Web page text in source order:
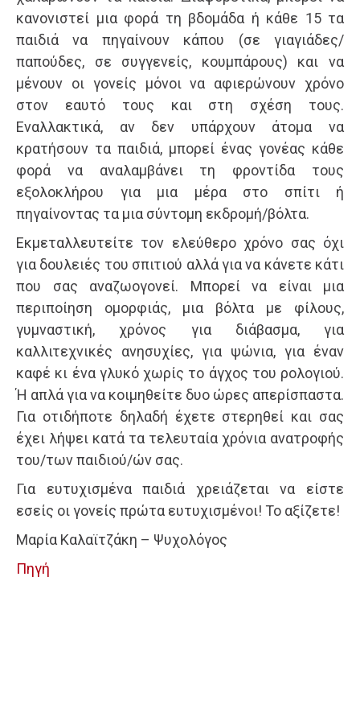
κανονιστεί μια φορά τη βδομάδα ή κάθε 15 τα
παιδιά να πηγαίνουν κάπου (σε γιαγιάδες/
παπούδες, σε συγγενείς, κουμπάρους) και να
μένουν οι γονείς μόνοι να αφιερώνουν χρόνο
στον εαυτό τους και στη σχέση τους.
Εναλλακτικά, αν δεν υπάρχουν άτομα να
κρατήσουν τα παιδιά, μπορεί ένας γονέας κάθε
φορά να αναλαμβάνει τη φροντίδα τους
εξολοκλήρου για μια μέρα στο σπίτι ή
πηγαίνοντας τα μια σύντομη εκδρομή/βόλτα.
Εκμεταλλευτείτε τον ελεύθερο χρόνο σας όχι
για δουλειές του σπιτιού αλλά για να κάνετε κάτι
που σας αναζωογονεί. Μπορεί να είναι μια
περιποίηση ομορφιάς, μια βόλτα με φίλους,
γυμναστική, χρόνος για διάβασμα, για
καλλιτεχνικές ανησυχίες, για ψώνια, για έναν
καφέ κι ένα γλυκό χωρίς το άγχος του ρολογιού.
Ή απλά για να κοιμηθείτε δυο ώρες απερίσπαστα.
Για οτιδήποτε δηλαδή έχετε στερηθεί και σας
έχει λήψει κατά τα τελευταία χρόνια ανατροφής
του/των παιδιού/ών σας.
Για ευτυχισμένα παιδιά χρειάζεται να είστε
εσείς οι γονείς πρώτα ευτυχισμένοι! Το αξίζετε!
Μαρία Καλαϊτζάκη – Ψυχολόγος
Πηγή